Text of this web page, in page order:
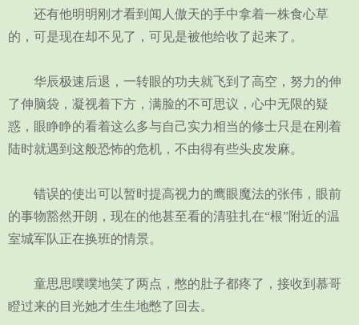
还有他明明刚才看到闻人傲天的手中拿着一株食心草
的，可是现在却不见了，可见是被他给收了起来了。
华辰极速后退，一转眼的功夫就飞到了高空，努力的伸
了伸脑袋，凝视着下方，满脸的不可思议，心中无限的疑
惑，眼睁睁的看着这么多与自己实力相当的修士只是在刚着
陆时就遇到这般恐怖的危机，不由得有些头皮发麻。
错误的使出可以暂时提高视力的鹰眼魔法的张伟，眼前
的事物豁然开朗，现在的他甚至看的清驻扎在“根”附近的温
室城军队正在换班的情景。
童思思噗噗地笑了两点，憋的肚子都疼了，接收到慕哥
瞪过来的目光她才生生地憋了回去。